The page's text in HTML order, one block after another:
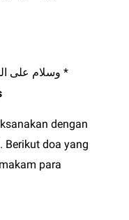
وسلام على المرسلين * والحمـد لله رب العـالمين *
dengan
Berikut doa yang
para